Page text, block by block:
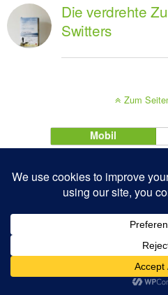
Die verdrehte
Switters
Zum
Mobil